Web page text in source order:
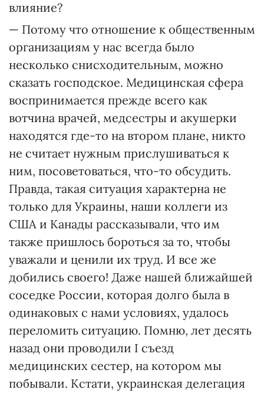
влияние?
— Потому что отношение к общественным
организациям у нас всегда было
несколько снисходительным, можно
сказать господское. Медицинская сфера
воспринимается прежде всего как
вотчина врачей, медсестры и акушерки
находятся где-то на втором плане, никто
не считает нужным прислушиваться к
ним, посоветоваться, что-то обсудить.
Правда, такая ситуация характерна не
только для Украины, наши коллеги из
США и Канады рассказывали, что им
также пришлось бороться за то, чтобы
уважали и ценили их труд. И все же
добились своего! Даже нашей ближайшей
соседке России, которая долго была в
одинаковых с нами условиях, удалось
переломить ситуацию. Помню, лет десять
назад они проводили I съезд
медицинских сестер, на котором мы
побывали. Кстати, украинская делегация